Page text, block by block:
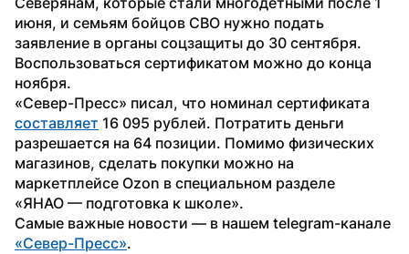
июня, и семьям бойцов СВО нужно подать
заявление в органы соцзащиты до 30 сентября.
Воспользоваться сертификатом можно до конца
ноября.
составляет 16 095 рублей. Потратить деньги
разрешается на 64 позиции. Помимо физических
магазинов, сделать покупки можно на
маркетплейсе Ozon в специальном разделе
«ЯНАО — подготовка к школе».
«Север-Пресс».